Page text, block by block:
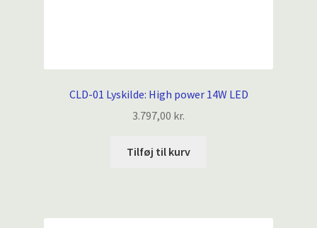
CLD-01 Lyskilde: High power 14W LED
3.797,00 kr.
Tilføj til kurv